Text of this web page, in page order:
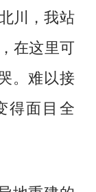
川，我站
在这里可
。难以接
得面目全